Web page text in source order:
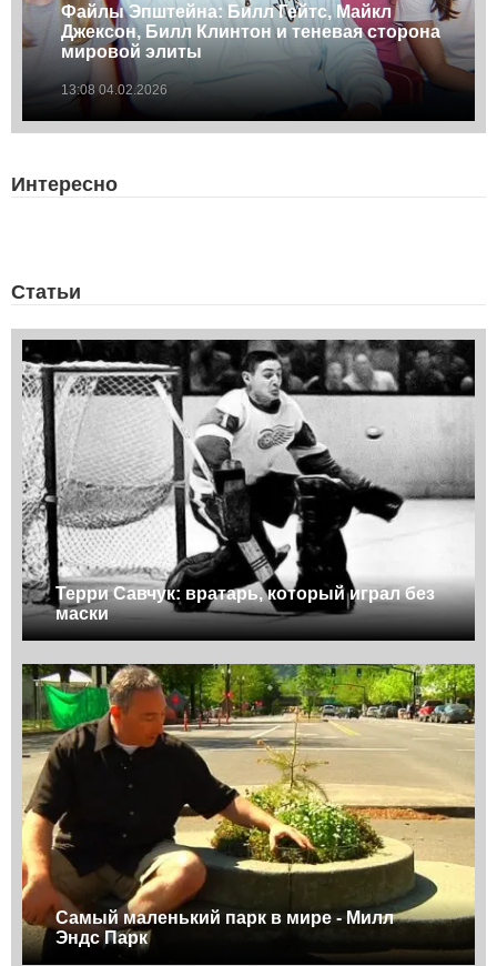
Файлы Эпштейна: Билл Гейтс, Майкл
Джексон, Билл Клинтон и теневая сторона
мировой элиты
13:08 04.02.2026
Интересно
Статьи
Терри Савчук: вратарь, который играл без
маски
Самый маленький парк в мире - Милл
Эндс Парк